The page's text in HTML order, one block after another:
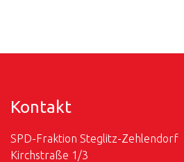
Kontakt
SPD-Fraktion Steglitz-Zehlendorf
Kirchstraße 1/3